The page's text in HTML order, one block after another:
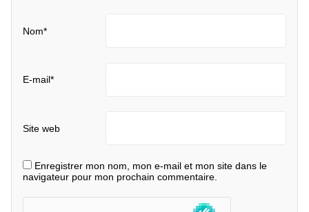
Nom*
E-mail*
Site web
Enregistrer mon nom, mon e-mail et mon site dans le
navigateur pour mon prochain commentaire.